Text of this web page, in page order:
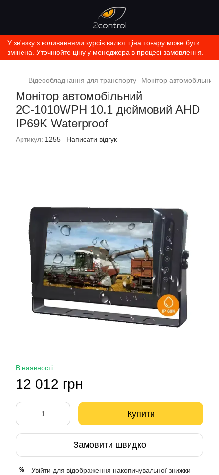
У зв'язку з коливаннями курсів валют ціна товару може бути
змінена. Уточнюйте ціну у менеджера в процесі замовлення.
Відеообладнання для транспорту Монітор
Монітор автомобільний
2С-1010WPH 10.1 дюймовий AHD
IP69K Waterproof
Артикул: 1255 Написати відгук
В наявності
12 012 грн
Купити
Замовити швидко
% Увійти для відображення накопичувальної знижки